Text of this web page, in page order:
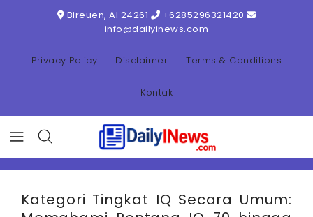
Bireuen, AI 24261
+6285296321420
info@dailyinews.com
Privacy Policy Disclaimer Terms & Conditions
Kontak
Kategori Tingkat IQ Secara Umum: